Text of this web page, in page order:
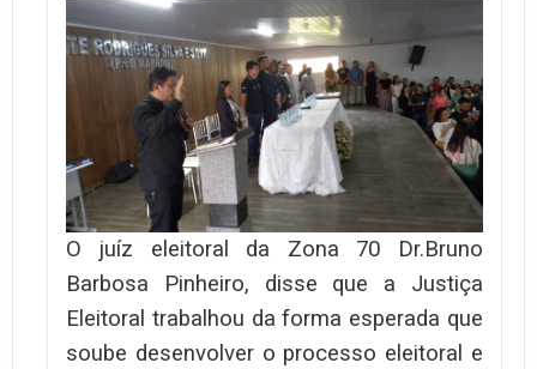
O juíz eleitoral da Zona 70 Dr.Bruno
Barbosa Pinheiro, disse que a Justiça
Eleitoral trabalhou da forma esperada que
soube desenvolver o processo eleitoral e